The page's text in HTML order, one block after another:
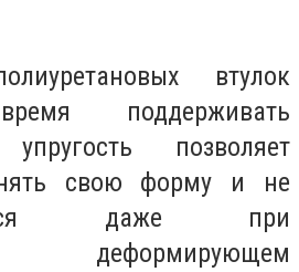
втулок
поддерживать
позволяет
свою форму и не
даже при
деформирующем